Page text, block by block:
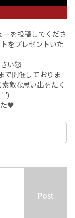
ーを投稿してくださ
をプレゼントいた
い🥰
で開催しておりま
敵な思い出をたく
' ')
🖤
Post